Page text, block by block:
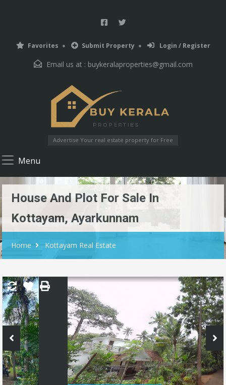
Favorites Submit Property Login / Register
Email us at : buykeralaproperties@gmail.com
Advertise Your real estate property for Free
Menu
House And Plot For Sale In
Kottayam, Ayarkunnam
Home Kottayam Real Estate